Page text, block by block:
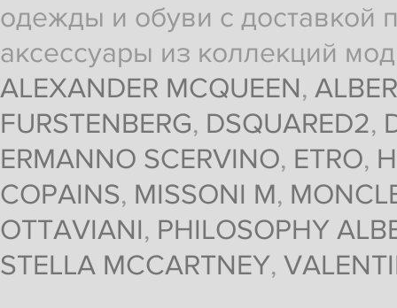
одежды и обуви с доставкой
аксессуары из коллекций
ALEXANDER MCQUEEN,
FURSTENBERG, DSQUARED2,
ERMANNO SCERVINO, ETRO,
COPAINS, MISSONI M,
OTTAVIANI, PHILOSOPHY
STELLA MCCARTNEY,